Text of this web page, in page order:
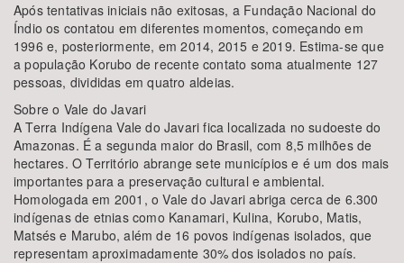
Após tentativas iniciais não exitosas, a Fundação Nacional do
Índio os contatou em diferentes momentos, começando em
1996 e, posteriormente, em 2014, 2015 e 2019. Estima-se que
a população Korubo de recente contato soma atualmente 127
pessoas, divididas em quatro aldeias.
Sobre o Vale do Javari
A Terra Indígena Vale do Javari fica localizada no sudoeste do
Amazonas. É a segunda maior do Brasil, com 8,5 milhões de
hectares. O Território abrange sete municípios e é um dos mais
importantes para a preservação cultural e ambiental.
Homologada em 2001, o Vale do Javari abriga cerca de 6.300
indígenas de etnias como Kanamari, Kulina, Korubo, Matis,
Matsés e Marubo, além de 16 povos indígenas isolados, que
representam aproximadamente 30% dos isolados no país.